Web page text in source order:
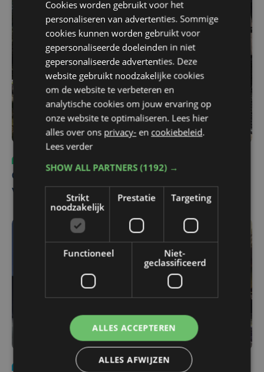
Champions League leeft in Oostende: lange wachtrij
voor tickets Union - Bodø/Glimt
za 1 augustus | 22:36
Cookies worden gebruikt voor het
personaliseren van advertenties. Sommige
cookies kunnen worden gebruikt voor
gepersonaliseerde doeleinden in niet
gepersonaliseerde advertenties. Deze
website gebruikt noodzakelijke cookies
om de website te verbeteren en
analytische cookies om jouw ervaring op
onze website te optimaliseren. Lees hier
alles over ons privacy- en cookiebeleid.
Lees verder
SHOW ALL PARTNERS(1192) →
Strikt
noodzakelijk
Prestatie Targeting
Functioneel
Niet-
geclassificeerd
ALLES ACCEPTEREN
ALLES AFWIJZEN